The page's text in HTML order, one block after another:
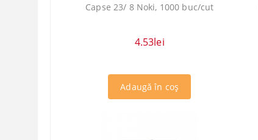
Capse 23/ 8 Noki, 1000 buc/cut
4.53lei